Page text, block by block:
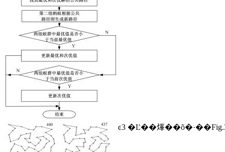
ͼ3 �Ľ��㷨��õ�·��